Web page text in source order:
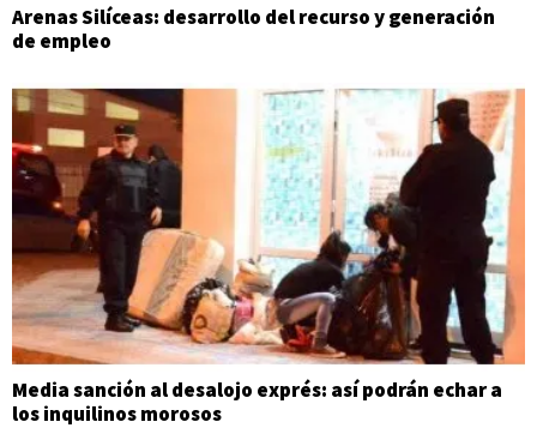
Arenas Silíceas: desarrollo del recurso y generación
de empleo
Media sanción al desalojo exprés: así podrán echar a
los inquilinos morosos